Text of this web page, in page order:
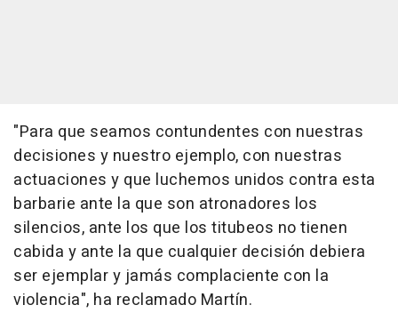
"Para que seamos contundentes con nuestras
decisiones y nuestro ejemplo, con nuestras
actuaciones y que luchemos unidos contra esta
barbarie ante la que son atronadores los
silencios, ante los que los titubeos no tienen
cabida y ante la que cualquier decisión debiera
ser ejemplar y jamás complaciente con la
violencia", ha reclamado Martín.